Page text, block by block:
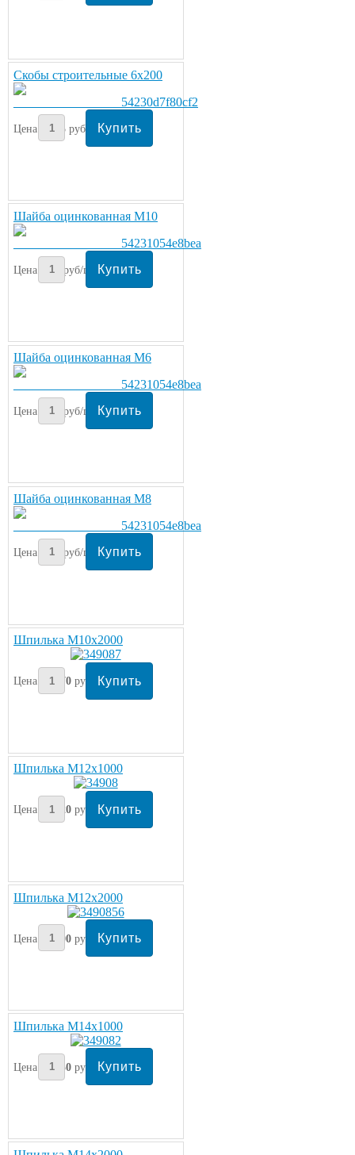
Скобы строительные 6х200
Цена: 25руб/шт.
Шайба оцинкованная М10
Цена: 3 руб/шт.
Шайба оцинкованная М6
Цена: 2 руб/шт.
Шайба оцинкованная М8
Цена: 2 руб/шт.
Шпилька М10х2000
Цена: 170руб
Шпилька М12х1000
Цена: 120руб
Шпилька М12х2000
Цена: 200руб
Шпилька М14х1000
Цена: 150руб